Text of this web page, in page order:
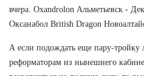
вчера. Oxandrolon Альметьевск -
Оксанабол British Dragon
А если подождать еще пару-тройку
реформаторам из нынешнего